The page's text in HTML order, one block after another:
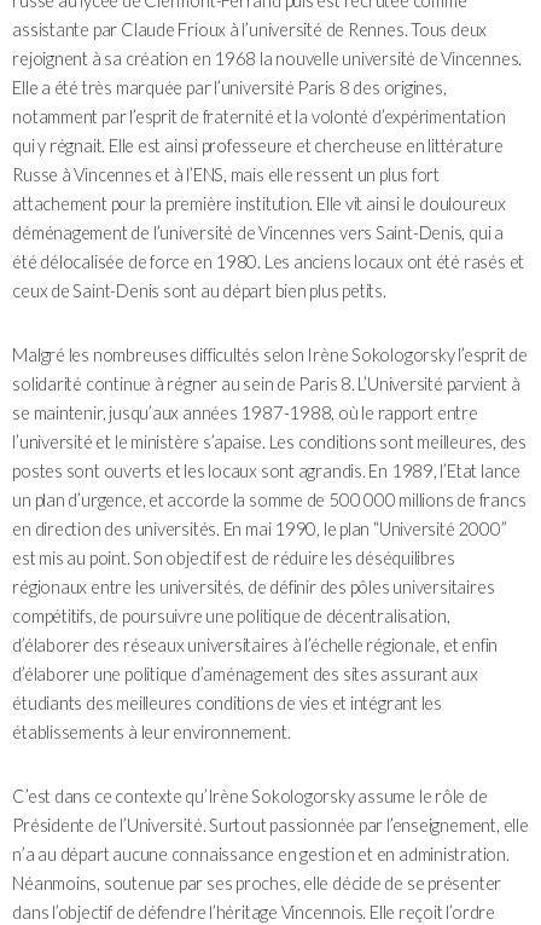
assistante par Claude Frioux à l’université de Rennes. Tous deux
rejoignent à sa création en 1968 la nouvelle université de Vincennes.
Elle a été très marquée par l’université Paris 8 des origines,
notamment par l’esprit de fraternité et la volonté d’expérimentation
qui y régnait. Elle est ainsi professeure et chercheuse en littérature
Russe à Vincennes et à l’ENS, mais elle ressent un plus fort
attachement pour la première institution. Elle vit ainsi le douloureux
déménagement de l’université de Vincennes vers Saint-Denis, qui a
été délocalisée de force en 1980. Les anciens locaux ont été rasés et
ceux de Saint-Denis sont au départ bien plus petits.
Malgré les nombreuses difficultés selon Irène Sokologorsky l’esprit de
solidarité continue à régner au sein de Paris 8. L’Université parvient à
se maintenir, jusqu’aux années 1987-1988, où le rapport entre
l’université et le ministère s’apaise. Les conditions sont meilleures, des
postes sont ouverts et les locaux sont agrandis. En 1989, l’Etat lance
un plan d’urgence, et accorde la somme de 500 000 millions de francs
en direction des universités. En mai 1990, le plan “Université 2000”
est mis au point. Son objectif est de réduire les déséquilibres
régionaux entre les universités, de définir des pôles universitaires
compétitifs, de poursuivre une politique de décentralisation,
d’élaborer des réseaux universitaires à l’échelle régionale, et enfin
d’élaborer une politique d’aménagement des sites assurant aux
étudiants des meilleures conditions de vies et intégrant les
établissements à leur environnement.
C’est dans ce contexte qu’Irène Sokologorsky assume le rôle de
Présidente de l’Université. Surtout passionnée par l’enseignement, elle
n’a au départ aucune connaissance en gestion et en administration.
Néanmoins, soutenue par ses proches, elle décide de se présenter
dans l’objectif de défendre l’héritage Vincennois. Elle reçoit l’ordre